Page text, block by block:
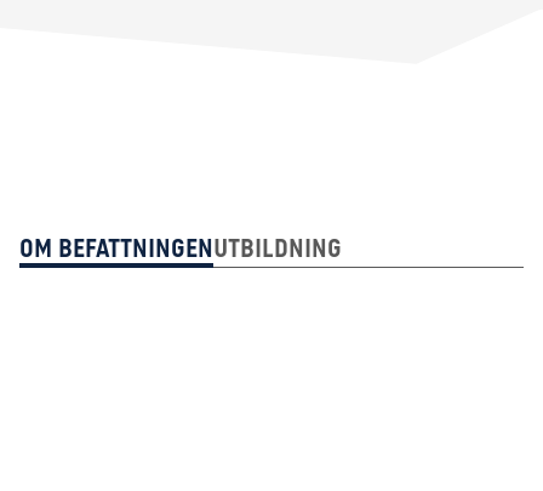
Om BefattningenUtbildning